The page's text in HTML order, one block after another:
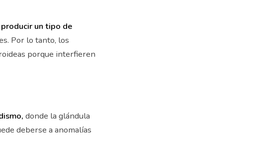
un tipo de
Por lo tanto, los
porque interfieren
donde la glándula
deberse a anomalías